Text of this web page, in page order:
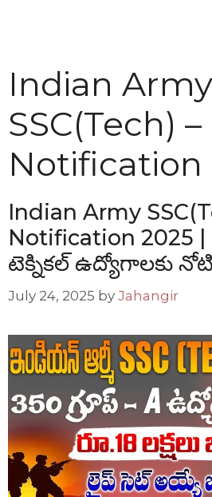
Indian Army
SSC(Tech) –
Notification
Indian Army
Notification 2025 |
టెక్నికల్ ఉద్యోగాలకు
July 24, 2025 by Jahangir